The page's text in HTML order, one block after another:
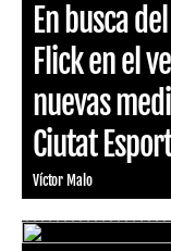
En busca
Flick en el
nuevas
Ciutat
Víctor Malo